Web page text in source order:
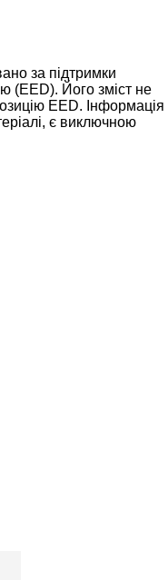
за підтримки
(EED). Його зміст не
EED. Інформація
є виключною